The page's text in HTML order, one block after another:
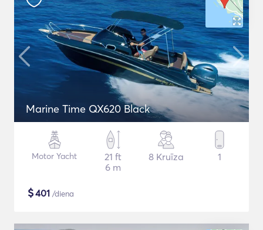
Marine Time QX620 Black
Motor Yacht
21 ft
6 m
8 Kruīza 1
$401 /diena